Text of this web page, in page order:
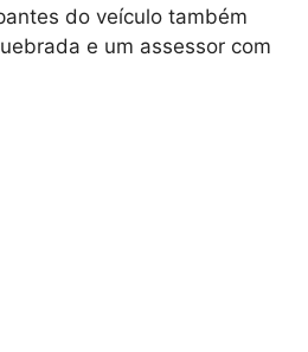
do veículo também
e um assessor com